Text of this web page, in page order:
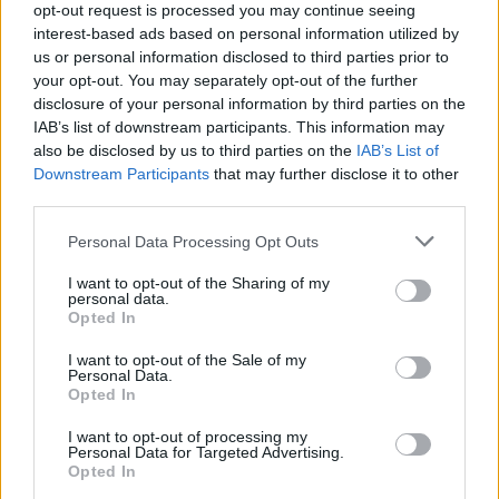
opt-out request is processed you may continue seeing
interest-based ads based on personal information utilized by
us or personal information disclosed to third parties prior to
your opt-out. You may separately opt-out of the further
disclosure of your personal information by third parties on the
IAB’s list of downstream participants. This information may
also be disclosed by us to third parties on the IAB’s List of
Downstream Participants that may further disclose it to other
Personal Data Processing Opt Outs
I want to opt-out of the Sharing of my
personal data.
Opted In
I want to opt-out of the Sale of my
Personal Data.
Opted In
I want to opt-out of processing my
Personal Data for Targeted Advertising.
Opted In
Tropeában tökéletes a tenger és a népi megfigyelések ismét
bejöttek, bár ilyen gyors kilövésre még én se gondoltam. Ráadásul
még van kettő napunk a hétből, így még lehet nagyobb mosolygás
is 😉
Kitartást és ilyen szép pezsgős napokat kívánok mindenkinek😉
4IG Nyrt reszvenyesek.
2026. 05. 22. 09:53
Megfogadtam, hogy 2000 alatt nem fogok írni, viszont a múlt hét
lesz tér bőven felfelé, az idő meg majd eldönti, hogy jól
gondolkodtunk-e...
csend miatt, de valószínűleg ez volt a céljuk, mivel a cégben nem
változott túl sok minden.... csak esetleg pár állami átvilágítás
valami összeborulást és pár megnyugtató nyilatkozatokat a
felektől.